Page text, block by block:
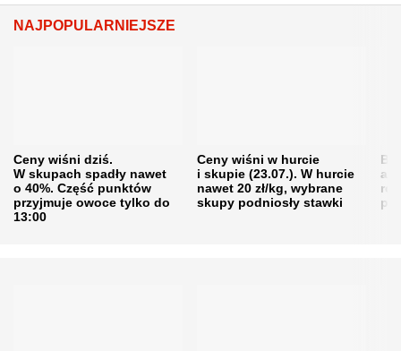
NAJPOPULARNIEJSZE
Ceny wiśni dziś.
W skupach spadły nawet
o 40%. Część punktów
przyjmuje owoce tylko do
13:00
Ceny wiśni w hurcie
i skupie (23.07.). W hurcie
nawet 20 zł/kg, wybrane
skupy podniosły stawki